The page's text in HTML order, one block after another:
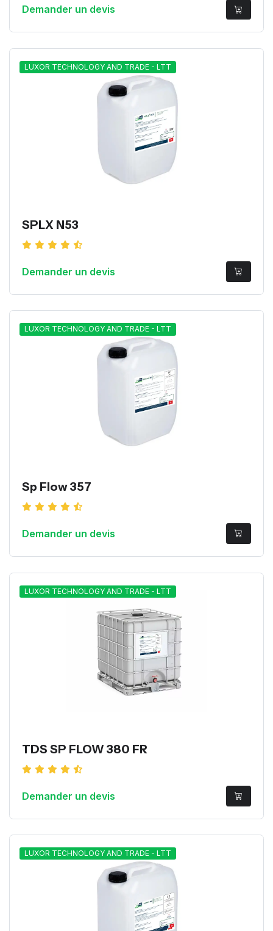
Demander un devis
LUXOR TECHNOLOGY AND TRADE - LTT
SPLX N53
Demander un devis
LUXOR TECHNOLOGY AND TRADE - LTT
Sp Flow 357
Demander un devis
LUXOR TECHNOLOGY AND TRADE - LTT
TDS SP FLOW 380 FR
Demander un devis
LUXOR TECHNOLOGY AND TRADE - LTT